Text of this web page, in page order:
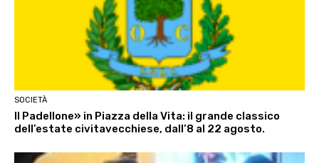
SOCIETÀ
Il Padellone» in Piazza della Vita: il grande classico
dell’estate civitavecchiese, dall’8 al 22 agosto.